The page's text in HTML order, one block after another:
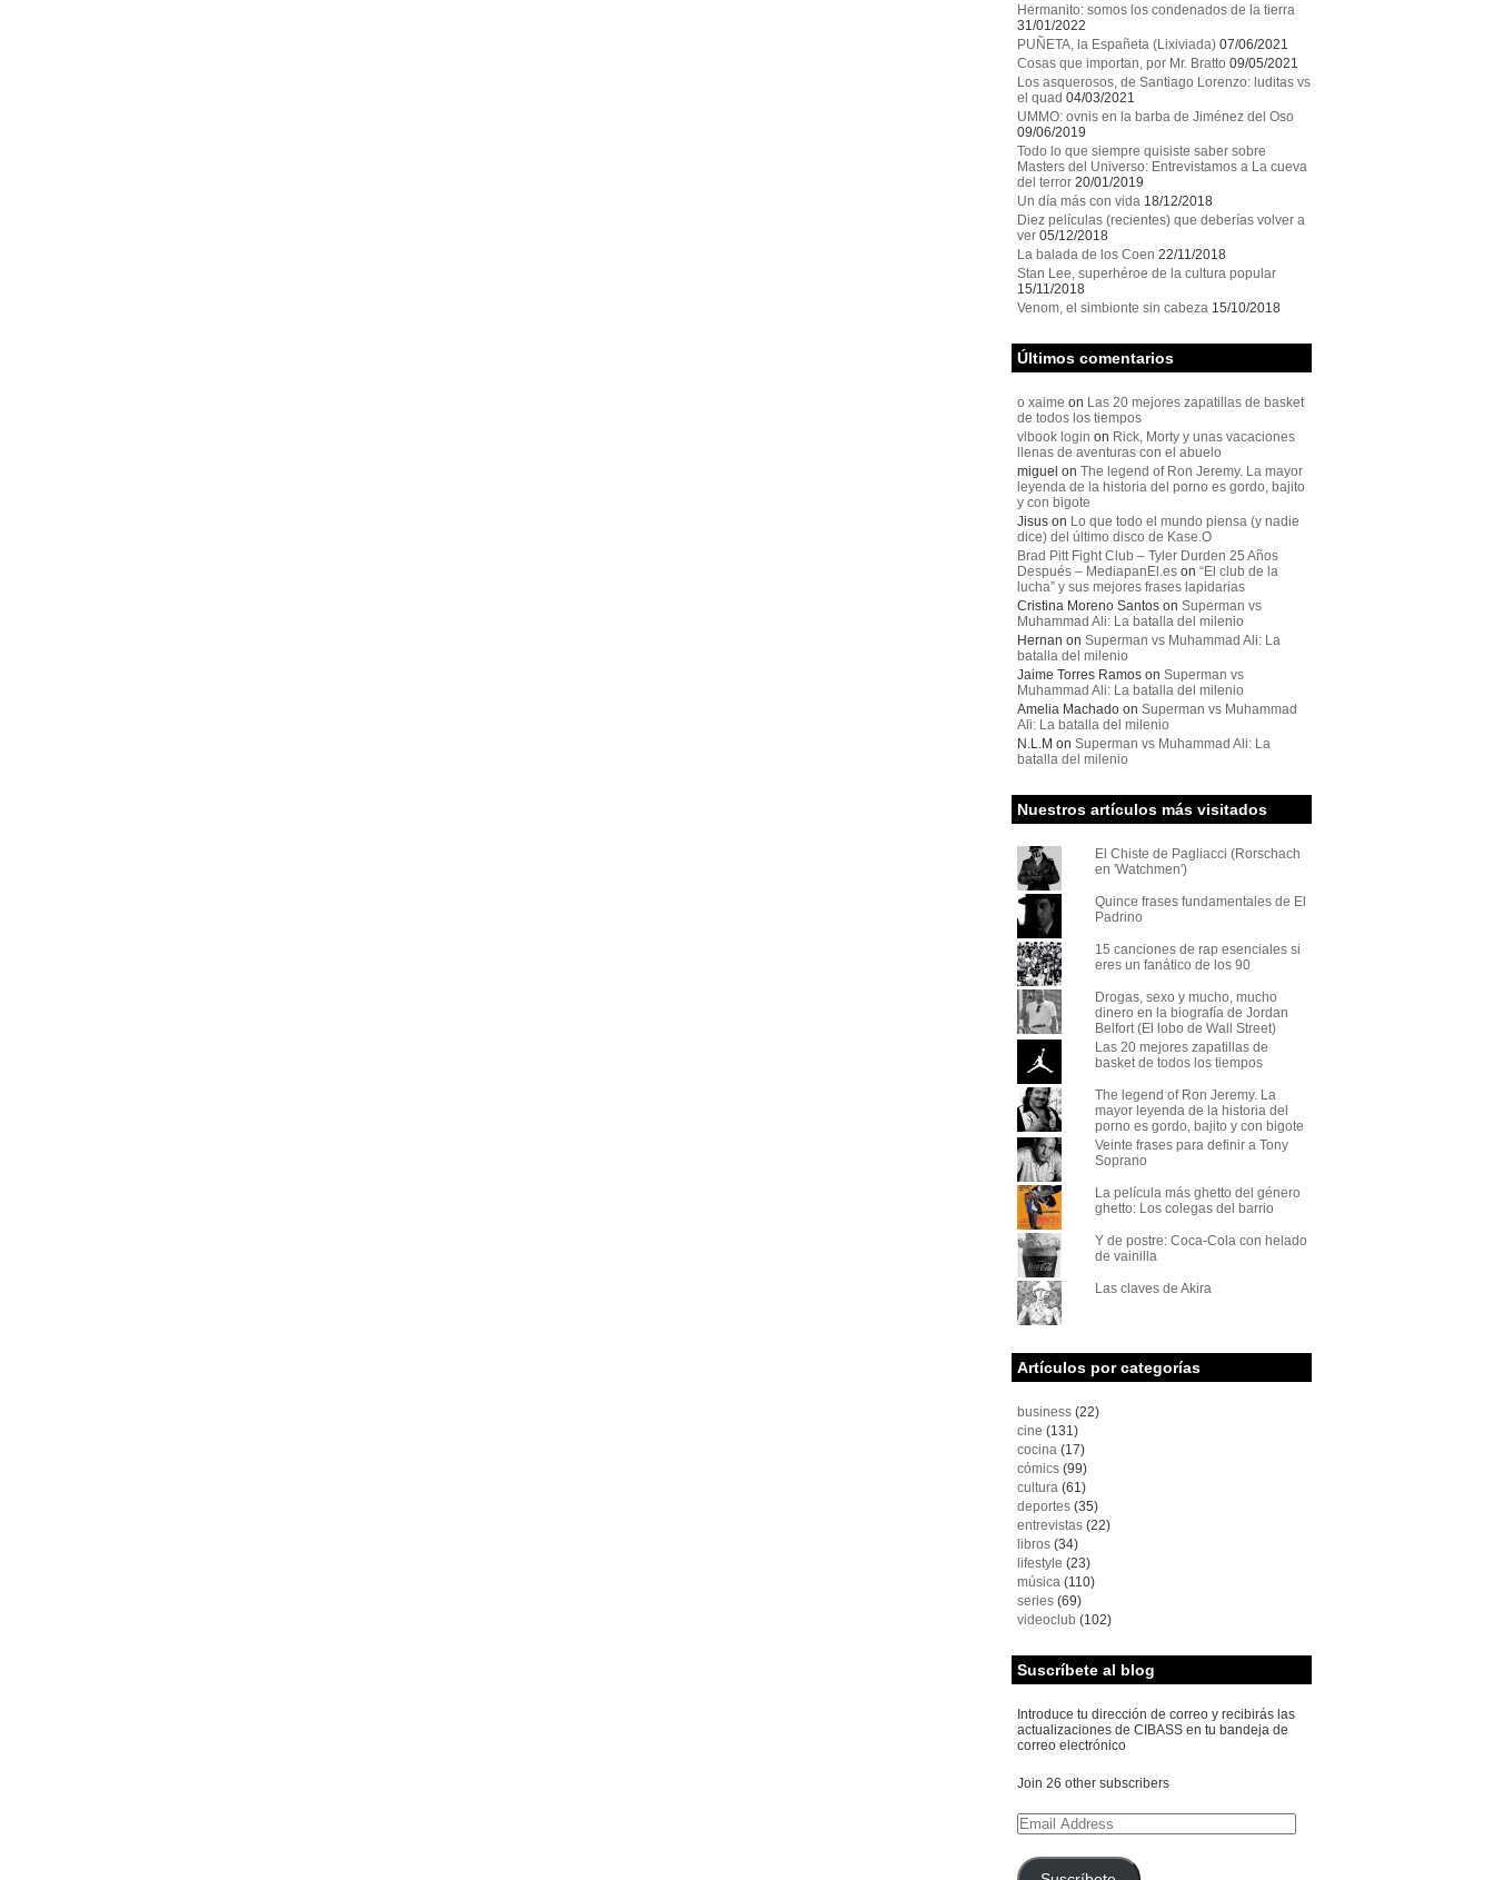
Hermanito: somos los condenados de la tierra
31/01/2022
PUÑETA, la Españeta (Lixiviada) 07/06/2021
Cosas que importan, por Mr. Bratto 09/05/2021
Los asquerosos, de Santiago Lorenzo: luditas vs
el quad 04/03/2021
UMMO: ovnis en la barba de Jiménez del Oso
09/06/2019
Todo lo que siempre quisiste saber sobre
Masters del Universo: Entrevistamos a La cueva
del terror 20/01/2019
Un día más con vida 18/12/2018
Diez películas (recientes) que deberías volver a
ver 05/12/2018
La balada de los Coen 22/11/2018
Stan Lee, superhéroe de la cultura popular
15/11/2018
Venom, el simbionte sin cabeza 15/10/2018
Últimos comentarios
o xaime on Las 20 mejores zapatillas de basket
de todos los tiempos
vlbook login on Rick, Morty y unas vacaciones
llenas de aventuras con el abuelo
miguel on The legend of Ron Jeremy. La mayor
leyenda de la historia del porno es gordo, bajito
y con bigote
Jisuson Lo que todo el mundo piensa (y nadie
dice) del último disco de Kase.O
Brad Pitt Fight Club – Tyler Durden 25 Años
Después – MediapanEl.eson “El club de la
lucha” y sus mejores frases lapidarias
Cristina Moreno Santoson Superman vs
Muhammad Ali: La batalla del milenio
Hernan on Superman vs Muhammad Ali: La
batalla del milenio
Jaime Torres Ramoson Superman vs
Muhammad Ali: La batalla del milenio
Amelia Machadoon Superman vs Muhammad
Ali: La batalla del milenio
N.L.M on Superman vs Muhammad Ali: La
batalla del milenio
Nuestros artículos más visitados
El Chiste de Pagliacci (Rorschach
en 'Watchmen')
Quince frases fundamentales de El
Padrino
15 canciones de rap esenciales si
eres un fanático de los 90
Drogas, sexo y mucho, mucho
dinero en la biografía de Jordan
Belfort (El lobo de Wall Street)
Las 20 mejores zapatillas de
basket de todos los tiempos
The legend of Ron Jeremy. La
mayor leyenda de la historia del
porno es gordo, bajito y con bigote
Veinte frases para definir a Tony
Soprano
La película más ghetto del género
ghetto: Los colegas del barrio
Y de postre: Coca-Cola con helado
de vainilla
Las claves de Akira
Artículos por categorías
business(22)
cine (131)
cocina(17)
cómics(99)
cultura(61)
deportes(35)
entrevistas(22)
libros(34)
lifestyle (23)
música(110)
series(69)
videoclub (102)
Suscríbete al blog
Introduce tu dirección de correo y recibirás las
actualizaciones de CIBASS en tu bandeja de
correo electrónico
Join 26 other subscribers
Email
Address